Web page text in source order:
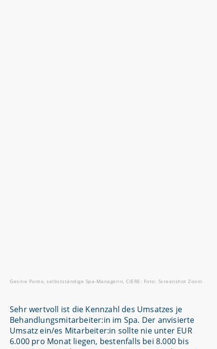
Gesine Ponto, selbstständige Spa-Managerin, CIERE: Foto: Screenshot Zoom
Sehr wertvoll ist die Kennzahl des Umsatzes je
Behandlungsmitarbeiter:in im Spa. Der anvisierte
Umsatz ein/es Mitarbeiter:in sollte nie unter EUR
6.000 pro Monat liegen, bestenfalls bei 8.000 bis